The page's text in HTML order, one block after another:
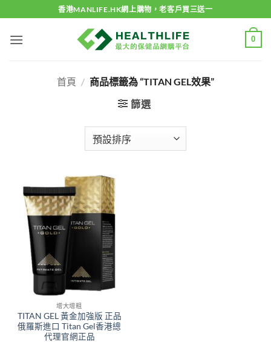
to
content
香港MANLIFE.HK網上購物，老客戶買三送一
0
首頁 / 商品標籤為 “TITAN GEL效果”
篩選
增大增粗
TITAN GEL 黃金加強版 正品
俄羅斯進口 Titan Gel香港總
代理官網正品